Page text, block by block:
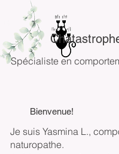
Spécialiste en
Bienvenue!
Je suis Yasmina L.,
naturopathe.